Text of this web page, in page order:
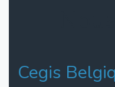
Cegis